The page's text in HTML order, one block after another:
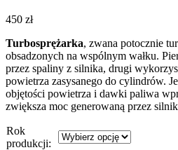
450 zł
Turbosprężarka, zwana potocznie
obsadzonych na wspólnym wałku.
przez spaliny z silnika, drugi
powietrza zasysanego do cylindrów.
objętości powietrza i dawki paliwa
zwiększa moc generowaną przez
Rok
produkcji: